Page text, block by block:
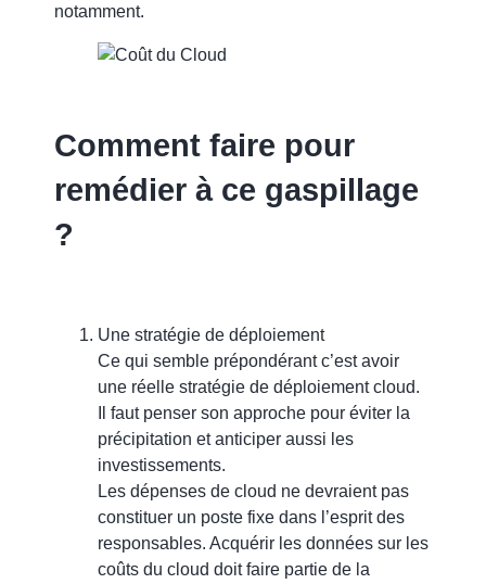
notamment.
Comment faire pour
remédier à ce gaspillage
?
Une stratégie de déploiement
Ce qui semble prépondérant c’est avoir
une réelle stratégie de déploiement cloud.
Il faut penser son approche pour éviter la
précipitation et anticiper aussi les
investissements.
Les dépenses de cloud ne devraient pas
constituer un poste fixe dans l’esprit des
responsables. Acquérir les données sur les
coûts du cloud doit faire partie de la